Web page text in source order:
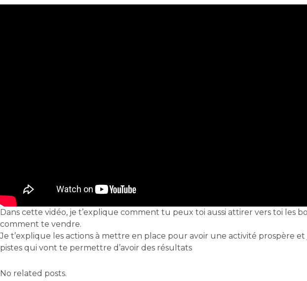
Dans cette vidéo, je t’explique comment tu peux toi aussi attirer vers toi les
comment te vendre.
Je t’explique les actions à mettre en place pour avoir une activité prospère
pistes qui vont te permettre d’avoir des résultats
No related posts.